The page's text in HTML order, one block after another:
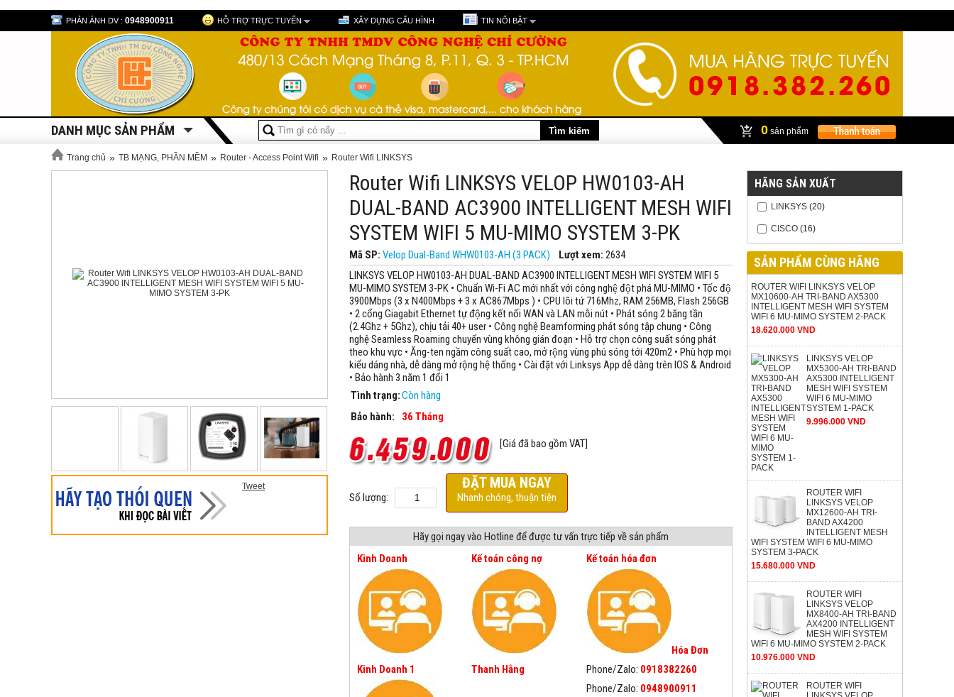
PHẢN ÁNH DV : 0948900911 HỖ TRỢ TRỰC TUYẾN XÂY DỰNG CẤU HÌNH TIN NỔI BẬT
DANH MỤC SẢN PHẨM 0 sản phẩm
Trang chủ » TB MẠNG, PHẦN MỀM » Router - Access Point Wifi » Router Wifi LINKSYS
Tweet
Router Wifi LINKSYS VELOP HW0103-AH
DUAL-BAND AC3900 INTELLIGENT MESH WIFI
SYSTEM WIFI 5 MU-MIMO SYSTEM 3-PK
Mã SP: Velop Dual-Band WHW0103-AH (3 PACK) Lượt xem: 2634
LINKSYS VELOP HW0103-AH DUAL-BAND AC3900 INTELLIGENT MESH WIFI SYSTEM WIFI 5
MU-MIMO SYSTEM 3-PK • Chuẩn Wi-Fi AC mới nhất với công nghệ đột phá MU-MIMO • Tốc độ
3900Mbps (3 x N400Mbps + 3 x AC867Mbps ) • CPU lõi tứ 716Mhz, RAM 256MB, Flash 256GB
• 2 cổng Giagabit Ethernet tự động kết nối WAN và LAN mỗi nút • Phát sóng 2 băng tần
(2.4Ghz + 5Ghz), chịu tải 40+ user • Công nghệ Beamforming phát sóng tập chung • Công
nghệ Seamless Roaming chuyển vùng không gián đoạn • Hỗ trợ chọn công suất sóng phát
theo khu vực • Ăng-ten ngầm công suất cao, mở rộng vùng phú sóng tới 420m2 • Phù hợp mọi
kiểu dáng nhà, dễ dàng mở rộng hệ thống • Cài đặt với Linksys App dễ dàng trên IOS & Android
• Bảo hành 3 năm 1 đổi 1
Tình trạng:Còn hàng
Bảo hành:
36 Tháng
[Giá đã bao gồm VAT]
Số lượng:
ĐẶT MUA NGAY
Nhanh chóng, thuận tiện
Hãy gọi ngay vào Hotline để được tư vấn trực tiếp về sản phẩm
Kinh Doanh
Kinh Doanh 1
Kế toán công nợ
Thanh Hằng
Kế toán hóa đơn
Hóa Đơn
Phone/Zalo: 0918382260
Phone/Zalo: 0948900911
HÃNG SẢN XUẤT
LINKSYS (20)
CISCO (16)
SẢN PHẨM CÙNG HÃNG
ROUTER WIFI LINKSYS VELOP
MX10600-AH TRI-BAND AX5300
INTELLIGENT MESH WIFI SYSTEM
WIFI 6 MU-MIMO SYSTEM 2-PACK
18.620.000 VND
LINKSYS VELOP
MX5300-AH TRI-BAND
AX5300 INTELLIGENT
MESH WIFI SYSTEM
WIFI 6 MU-MIMO
SYSTEM 1-PACK
9.996.000 VND
ROUTER WIFI
LINKSYS VELOP
MX12600-AH TRI-
BAND AX4200
INTELLIGENT MESH
WIFI SYSTEM WIFI 6 MU-MIMO
SYSTEM 3-PACK
15.680.000 VND
ROUTER WIFI
LINKSYS VELOP
MX8400-AH TRI-BAND
AX4200 INTELLIGENT
MESH WIFI SYSTEM
WIFI 6 MU-MIMO SYSTEM 2-PACK
10.976.000 VND
ROUTER WIFI